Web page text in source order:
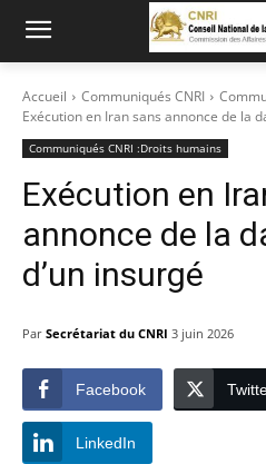
Accueil Communiqués CNRI
Exécution en Iran sans annonce de la
Communiqués CNRI :Droits humains
Exécution en
annonce de la
d’un insurgé
Par Secrétariat du CNRI 3 juin 2026
Facebook
LinkedIn